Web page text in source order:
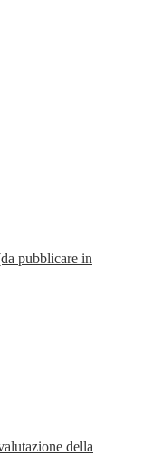
pubblicare in
della